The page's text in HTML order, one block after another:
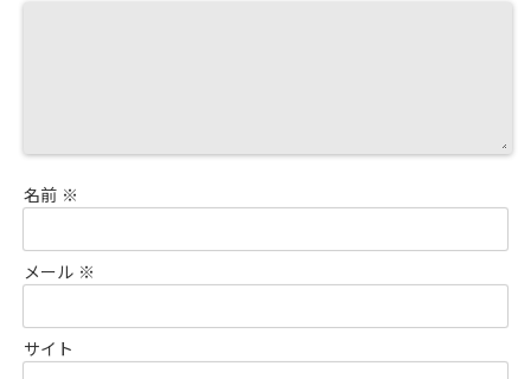
名前 ※
メール ※
サイト